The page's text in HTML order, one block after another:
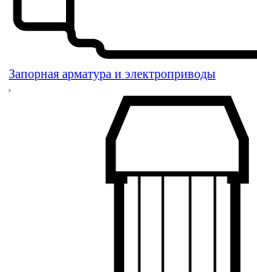
Запорная арматура и электроприводы